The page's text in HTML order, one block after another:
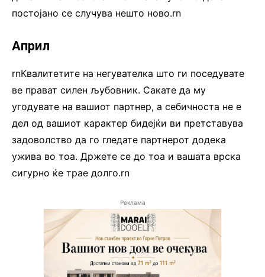
постојано се случува нешто ново.rn
Април
rnКвалитетите на негувателка што ги поседувате
ве прават силен љубовник. Сакате да му
угодувате на вашиот партнер, а себичноста не е
дел од вашиот карактер бидејќи ви претставува
задоволство да го гледате партнерот додека
ужива во тоа. Држете се до тоа и вашата врска
сигурно ќе трае долго.rn
Реклама